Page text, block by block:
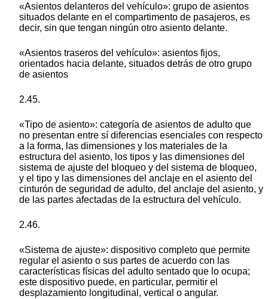
«Asientos delanteros del vehículo»: grupo de asientos
situados delante en el compartimento de pasajeros, es
decir, sin que tengan ningún otro asiento delante.
«Asientos traseros del vehículo»: asientos fijos,
orientados hacia delante, situados detrás de otro grupo
de asientos
2.45.
«Tipo de asiento»: categoría de asientos de adulto que
no presentan entre sí diferencias esenciales con respecto
a la forma, las dimensiones y los materiales de la
estructura del asiento, los tipos y las dimensiones del
sistema de ajuste del bloqueo y del sistema de bloqueo,
y el tipo y las dimensiones del anclaje en el asiento del
cinturón de seguridad de adulto, del anclaje del asiento, y
de las partes afectadas de la estructura del vehículo.
2.46.
«Sistema de ajuste»: dispositivo completo que permite
regular el asiento o sus partes de acuerdo con las
características físicas del adulto sentado que lo ocupa;
este dispositivo puede, en particular, permitir el
desplazamiento longitudinal, vertical o angular.